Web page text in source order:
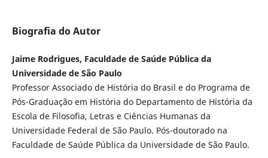
Biografia do Autor
Jaime Rodrigues, Faculdade de Saúde Pública da
Universidade de São Paulo
Professor Associado de História do Brasil e do Programa de
Pós-Graduação em História do Departamento de História da
Escola de Filosofia, Letras e Ciências Humanas da
Universidade Federal de São Paulo. Pós-doutorado na
Faculdade de Saúde Pública da Universidade de São Paulo.